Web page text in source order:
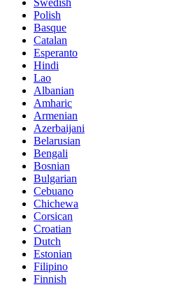
Swedish
Polish
Basque
Catalan
Esperanto
Hindi
Lao
Albanian
Amharic
Armenian
Azerbaijani
Belarusian
Bengali
Bosnian
Bulgarian
Cebuano
Chichewa
Corsican
Croatian
Dutch
Estonian
Filipino
Finnish